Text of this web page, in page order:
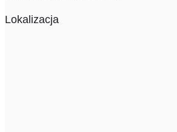
Lokalizacja